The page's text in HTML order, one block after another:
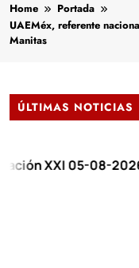
Home
Portada
UAEMéx, referente
Manitas
ÚLTIMAS NOTICIAS
05-08-2026